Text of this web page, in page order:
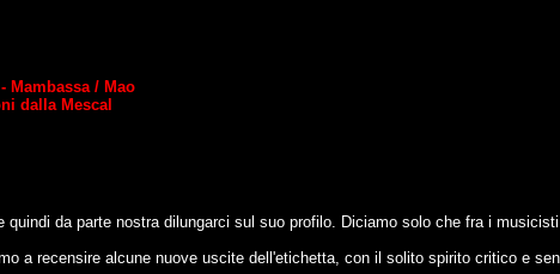
Mambassa / Mao
dalla Mescal
da parte nostra dilungarci sul suo profilo. Diciamo solo che fra i
a recensire alcune nuove uscite dell'etichetta, con il solito spirito critico e